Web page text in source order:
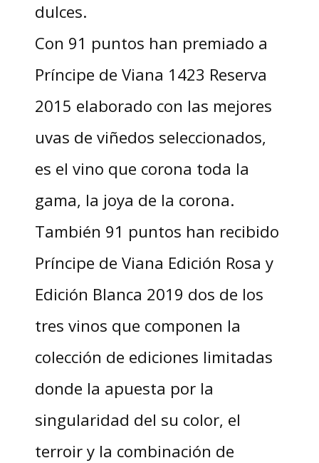
dulces.
Con 91 puntos han premiado a
Príncipe de Viana 1423 Reserva
2015 elaborado con las mejores
uvas de viñedos seleccionados,
es el vino que corona toda la
gama, la joya de la corona.
También 91 puntos han recibido
Príncipe de Viana Edición Rosa y
Edición Blanca 2019 dos de los
tres vinos que componen la
colección de ediciones limitadas
donde la apuesta por la
singularidad del su color, el
terroir y la combinación de